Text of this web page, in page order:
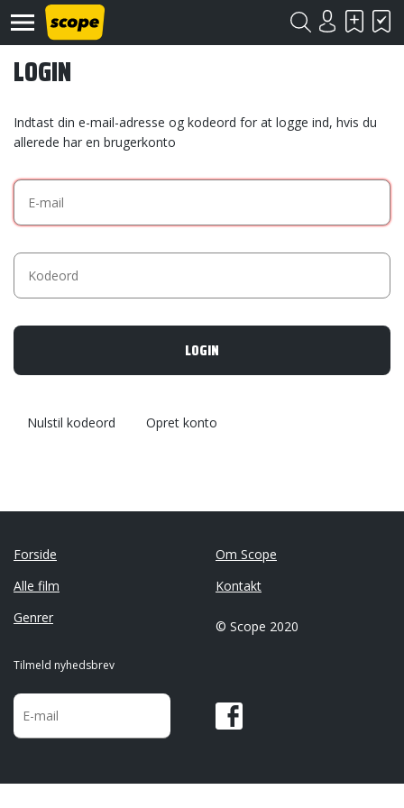
Kontakt
©
2020
LOGIN
Indtast din e-mail-adresse og kodeord for at logge ind, hvis du
allerede har en brugerkonto
Nulstil kodeord Opret konto
Forside
Alle film
Genrer
Om Scope
Kontakt
© Scope 2020
Tilmeld nyhedsbrev